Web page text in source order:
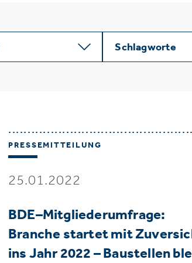
Schlagworte
PRESSEMITTEILUNG
25.01.2022
BDE–Mitgliederumfrage:
Branche startet mit
ins Jahr 2022 – Baustellen